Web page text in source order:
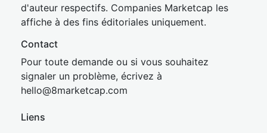
d'auteur respectifs. Companies Marketcap les
affiche à des fins éditoriales uniquement.
Contact
Pour toute demande ou si vous souhaitez
signaler un problème, écrivez à
hello@8marketcap.com
Liens